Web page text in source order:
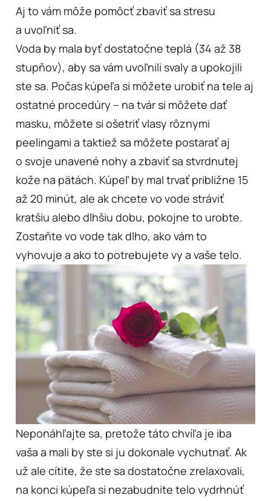
Aj to vám môže pomôcť zbaviť sa stresu
a uvoľniť sa.
Voda by mala byť dostatočne teplá (34 až 38
stupňov), aby sa vám uvoľnili svaly a upokojili
ste sa. Počas kúpeľa si môžete urobiť na tele aj
ostatné procedúry – na tvár si môžete dať
masku, môžete si ošetriť vlasy rôznymi
peelingami a taktiež sa môžete postarať aj
o svoje unavené nohy a zbaviť sa stvrdnutej
kože na pätách. Kúpeľ by mal trvať približne 15
až 20 minút, ale ak chcete vo vode stráviť
kratšiu alebo dlhšiu dobu, pokojne to urobte.
Zostaňte vo vode tak dlho, ako vám to
vyhovuje a ako to potrebujete vy a vaše telo.
Neponáhľajte sa, pretože táto chvíľa je iba
vaša a mali by ste si ju dokonale vychutnať. Ak
už ale cítite, že ste sa dostatočne zrelaxovali,
na konci kúpeľa si nezabudnite telo vydrhnúť